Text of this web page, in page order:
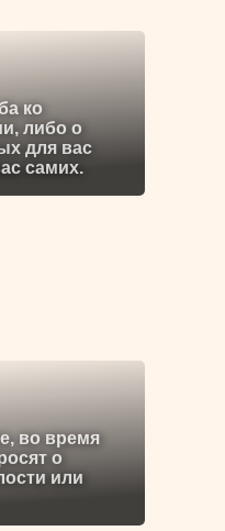
ко
либо о
для вас
самих.
во время
о
или